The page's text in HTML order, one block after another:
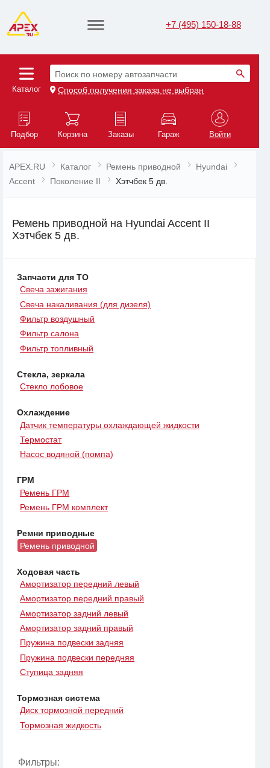
+7 (495) 150-18-88
Каталог
Поиск по номеру автозапчасти
Способ получения заказа не выбран
Подбор Корзина Заказы Гараж Войти
APEX.RU Каталог Ремень приводной
Hyundai
Accent
Поколение II Хэтчбек 5 дв.
Ремень приводной на Hyundai Accent II
Хэтчбек 5 дв.
Запчасти для ТО
Свеча зажигания
Свеча накаливания (для дизеля)
Фильтр воздушный
Фильтр салона
Фильтр топливный
Стекла, зеркала
Стекло лобовое
Охлаждение
Датчик температуры охлаждающей жидкости
Термостат
Насос водяной (помпа)
ГРМ
Ремень ГРМ
Ремень ГРМ комплект
Ремни приводные
Ремень приводной
Ходовая часть
Амортизатор передний левый
Амортизатор передний правый
Амортизатор задний левый
Амортизатор задний правый
Пружина подвески задняя
Пружина подвески передняя
Ступица задняя
Тормозная система
Диск тормозной передний
Тормозная жидкость
Фильтры: